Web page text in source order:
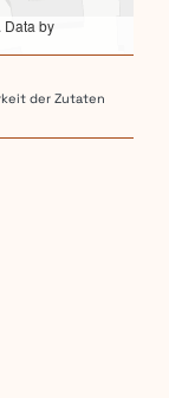
. Data by
der Zutaten